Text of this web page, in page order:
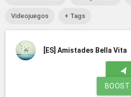
Videojuegos + Tags
[ES] Amistades Bella Vita
navigation
BOOST